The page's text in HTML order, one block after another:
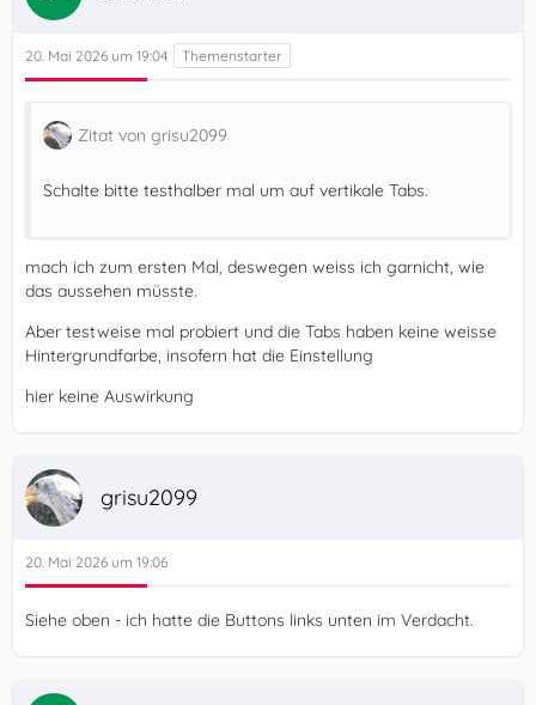
20. Mai 2026 um 19:04
Zitat von grisu2099
Schalte bitte testhalber mal um auf vertikale Tabs.
mach ich zum ersten Mal, deswegen weiss ich garnicht, wie
das aussehen müsste.
Aber testweise mal probiert und die Tabs haben keine weisse
Hintergrundfarbe, insofern hat die Einstellung
hier keine Auswirkung
grisu2099
20. Mai 2026 um 19:06
Siehe oben - ich hatte die Buttons links unten im Verdacht.